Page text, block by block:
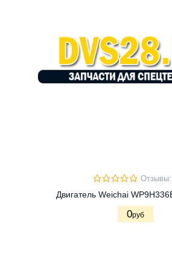
Двигатель Weichai
0руб